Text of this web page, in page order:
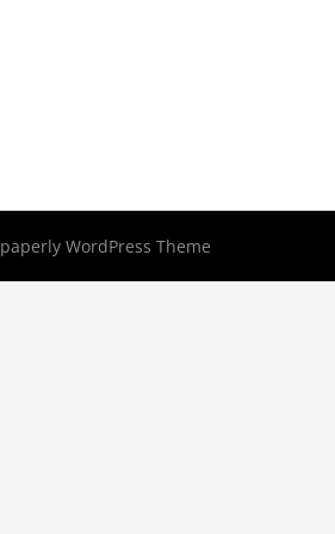
WordPress Theme